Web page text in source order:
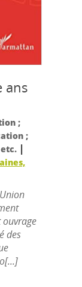
ans
;
;
|
ouvrage
des